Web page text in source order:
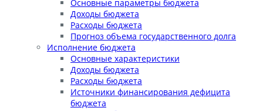
Основные параметры бюджета
Доходы бюджета
Расходы бюджета
Прогноз объема государственного долга
Исполнение бюджета
Основные характеристики
Доходы бюджета
Расходы бюджета
Источники финансирования дефицита
бюджета